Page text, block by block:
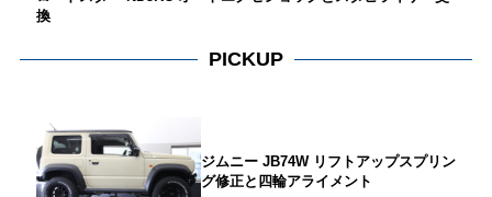
換
PICKUP
ジムニー JB74W リフトアップスプリン
グ修正と四輪アライメント